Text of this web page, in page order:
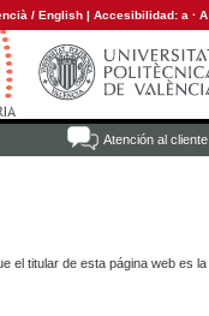
/ English | Accesibilidad: a · A
Atención al cliente
el titular de esta página web es la